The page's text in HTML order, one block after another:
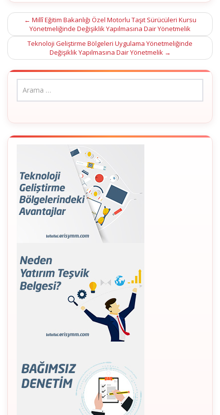
Post
navigation
← Millî Eğitim Bakanlığı Özel Motorlu Taşıt Sürücüleri Kursu
Yönetmeliğinde Değişiklik Yapılmasına Dair Yönetmelik
Teknoloji Geliştirme Bölgeleri Uygulama Yönetmeliğinde
Değişiklik Yapılmasına Dair Yönetmelik →